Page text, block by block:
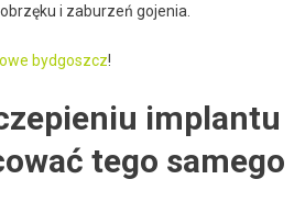
i zaburzeń gojenia.
bydgoszcz!
implantu
tego samego